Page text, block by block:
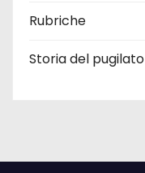
Rubriche
Storia del pugilato